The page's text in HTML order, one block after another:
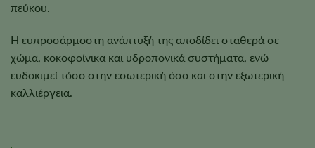
πεύκου.
Η ευπροσάρμοστη ανάπτυξή της αποδίδει σταθερά σε
χώμα, κοκοφοίνικα και υδροπονικά συστήματα, ενώ
ευδοκιμεί τόσο στην εσωτερική όσο και στην εξωτερική
καλλιέργεια.